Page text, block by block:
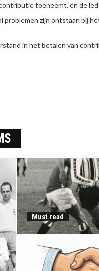
toeneemt, en de
zijn ontstaan bij
in het betalen van
Must read